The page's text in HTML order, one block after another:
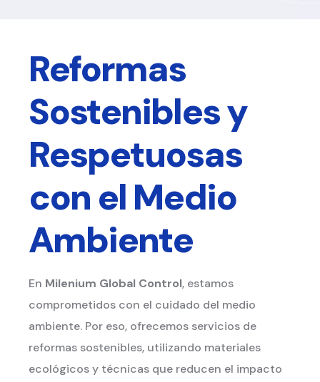
Reformas
Sostenibles y
Respetuosas
con el Medio
Ambiente
En Milenium Global Control, estamos
comprometidos con el cuidado del medio
ambiente. Por eso, ofrecemos servicios de
reformas sostenibles, utilizando materiales
ecológicos y técnicas que reducen el impacto